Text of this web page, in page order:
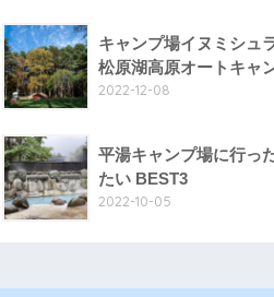
キャンプ場イヌミシュ
松原湖高原オートキャ
2022-12-08
平湯キャンプ場に行っ
たい BEST3
2022-10-05